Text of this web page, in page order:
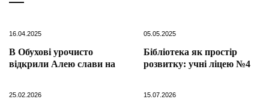
16.04.2025
В Обухові урочисто
відкрили Алею слави на
05.05.2025
Бібліотека як простір
розвитку: учні ліцею №4
25.02.2026 15.07.2026